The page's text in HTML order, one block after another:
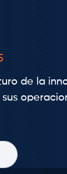
de la